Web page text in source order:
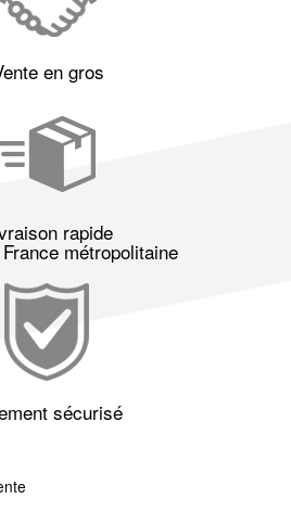
en gros
rapide
métropolitaine
sécurisé